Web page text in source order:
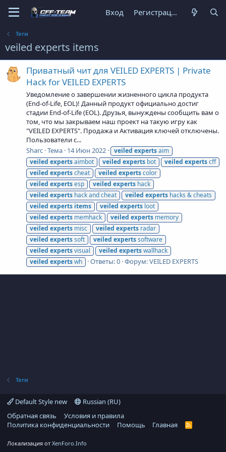
Вход Регистрация
Теги
veiled experts items
Приватный чит для VEILED EXPERTS | Private
Hack for VEILED EXPERTS
Уведомление о завершении жизненного цикла продукта
(End-of-Life, EOL)! Данный продукт официально достиг
стадии End-of-Life (EOL). Друзья, вынуждены сообщить вам о
том, что мы закрываем наш проект на такую игру как
"VEILED EXPERTS". Продажа и Активация ключей отключены.
Пользователи с...
Sharc Тема 14 Июн 2022 veiled expertsaim
veiled expertsaimbot veiled experts bot veiled expertscff
veiled expertscheat veiled expertscolor
veiled expertsesp veiled experts hack
veiled experts hack and cheat veiled experts hacks & cheats
veiled experts items veiled experts loot
veiled experts memhack veiled experts memory
veiled experts misc veiled experts radar
veiled expertssoft veiled expertssoftware
veiled expertsvisual veiled expertswallhack
veiled expertswh Ответы: 0 Форум:VEILED EXPERTS
Теги
Default Style new
Russian (RU)
Обратная связь
Условия и правила
Политика конфиденциальности
Помощь Главная
R
Локализация от XenForo.Info